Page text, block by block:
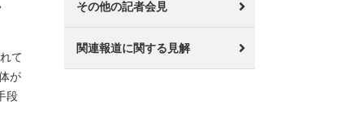
て
が
段
その他の記者会見
関連報道に関する見解